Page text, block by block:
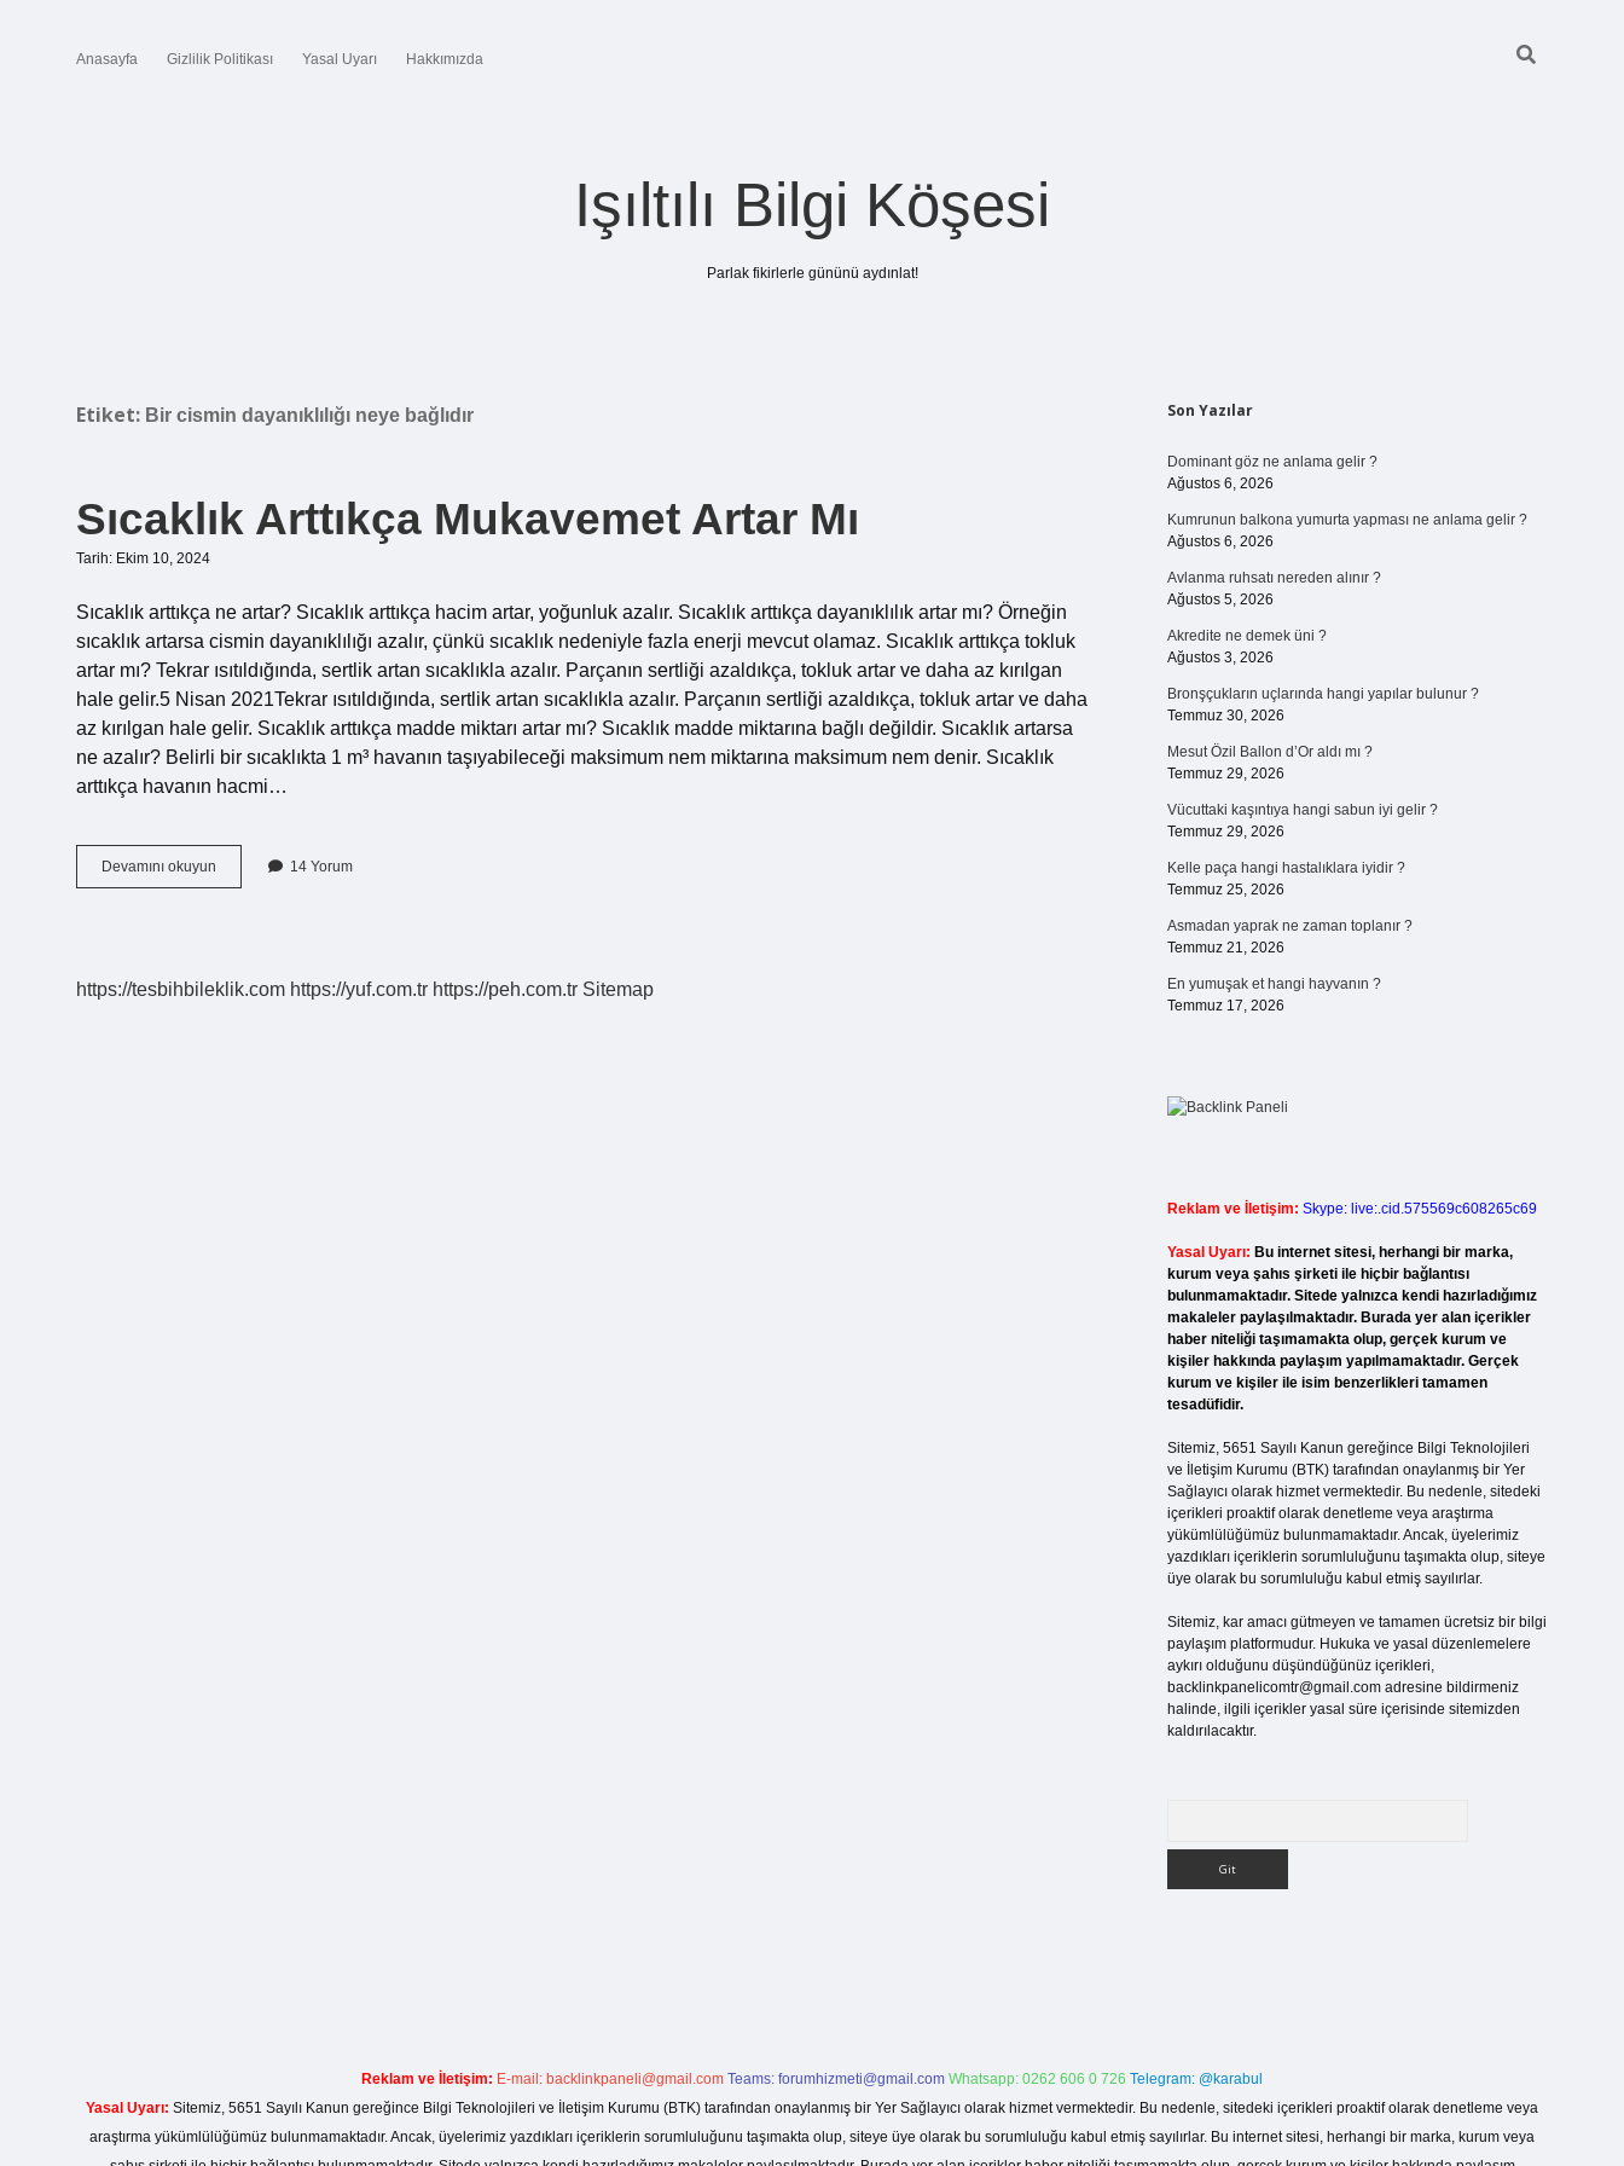
Anasayfa Gizlilik Politikası Yasal Uyarı Hakkımızda
Işıltılı Bilgi Köşesi
Parlak fikirlerle gününü aydınlat!
Etiket: Bir cismin dayanıklılığı neye bağlıdır
Sıcaklık Arttıkça Mukavemet Artar Mı
Tarih: Ekim 10, 2024
Sıcaklık arttıkça ne artar? Sıcaklık arttıkça hacim artar, yoğunluk azalır. Sıcaklık arttıkça dayanıklılık artar mı? Örneğin
sıcaklık artarsa ​​cismin dayanıklılığı azalır, çünkü sıcaklık nedeniyle fazla enerji mevcut olamaz. Sıcaklık arttıkça tokluk
artar mı? Tekrar ısıtıldığında, sertlik artan sıcaklıkla azalır. Parçanın sertliği azaldıkça, tokluk artar ve daha az kırılgan
hale gelir.5 Nisan 2021Tekrar ısıtıldığında, sertlik artan sıcaklıkla azalır. Parçanın sertliği azaldıkça, tokluk artar ve daha
az kırılgan hale gelir. Sıcaklık arttıkça madde miktarı artar mı? Sıcaklık madde miktarına bağlı değildir. Sıcaklık artarsa
ne azalır? Belirli bir sıcaklıkta 1 m³ havanın taşıyabileceği maksimum nem miktarına maksimum nem denir. Sıcaklık
arttıkça havanın hacmi…
Devamını okuyun
Arttıkça
14 Yorum
https://tesbihbileklik.com https://yuf.com.tr https://peh.com.tr Sitemap
Sidebar
Son Yazılar
Dominant göz ne anlama gelir ?
Ağustos 6, 2026
Kumrunun balkona yumurta yapması ne anlama gelir ?
Ağustos 6, 2026
Avlanma ruhsatı nereden alınır ?
Ağustos 5, 2026
Akredite ne demek üni ?
Ağustos 3, 2026
Bronşçukların uçlarında hangi yapılar bulunur ?
Temmuz 30, 2026
Mesut Özil Ballon d’Or aldı mı ?
Temmuz 29, 2026
Vücuttaki kaşıntıya hangi sabun iyi gelir ?
Temmuz 29, 2026
Kelle paça hangi hastalıklara iyidir ?
Temmuz 25, 2026
Asmadan yaprak ne zaman toplanır ?
Temmuz 21, 2026
En yumuşak et hangi hayvanın ?
Temmuz 17, 2026
Reklam ve İletişim: Skype: live:.cid.575569c608265c69
Yasal Uyarı: Bu internet sitesi, herhangi bir marka,
kurum veya şahıs şirketi ile hiçbir bağlantısı
bulunmamaktadır. Sitede yalnızca kendi hazırladığımız
makaleler paylaşılmaktadır. Burada yer alan içerikler
haber niteliği taşımamakta olup, gerçek kurum ve
kişiler hakkında paylaşım yapılmamaktadır. Gerçek
kurum ve kişiler ile isim benzerlikleri tamamen
tesadüfidir.
Sitemiz, 5651 Sayılı Kanun gereğince Bilgi Teknolojileri
ve İletişim Kurumu (BTK) tarafından onaylanmış bir Yer
Sağlayıcı olarak hizmet vermektedir. Bu nedenle, sitedeki
içerikleri proaktif olarak denetleme veya araştırma
yükümlülüğümüz bulunmamaktadır. Ancak, üyelerimiz
yazdıkları içeriklerin sorumluluğunu taşımakta olup, siteye
üye olarak bu sorumluluğu kabul etmiş sayılırlar.
Sitemiz, kar amacı gütmeyen ve tamamen ücretsiz bir bilgi
paylaşım platformudur. Hukuka ve yasal düzenlemelere
aykırı olduğunu düşündüğünüz içerikleri,
backlinkpanelicomtr@gmail.comadresine bildirmeniz
halinde, ilgili içerikler yasal süre içerisinde sitemizden
kaldırılacaktır.
Reklam ve İletişim: E-mail: backlinkpaneli@gmail.com Teams: forumhizmeti@gmail.com Whatsapp: 0262 606 0 726 Telegram: @karabul
Yasal Uyarı: Sitemiz, 5651 Sayılı Kanun gereğince Bilgi Teknolojileri ve İletişim Kurumu (BTK) tarafından onaylanmış bir Yer Sağlayıcı olarak hizmet vermektedir. Bu nedenle, sitedeki içerikleri proaktif olarak denetleme veya
araştırma yükümlülüğümüz bulunmamaktadır. Ancak, üyelerimiz yazdıkları içeriklerin sorumluluğunu taşımakta olup, siteye üye olarak bu sorumluluğu kabul etmiş sayılırlar. Bu internet sitesi, herhangi bir marka, kurum veya